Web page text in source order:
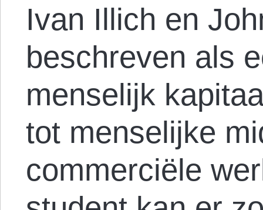
Ivan Illich en
beschreven als
menselijk
tot menselijke
commerciële